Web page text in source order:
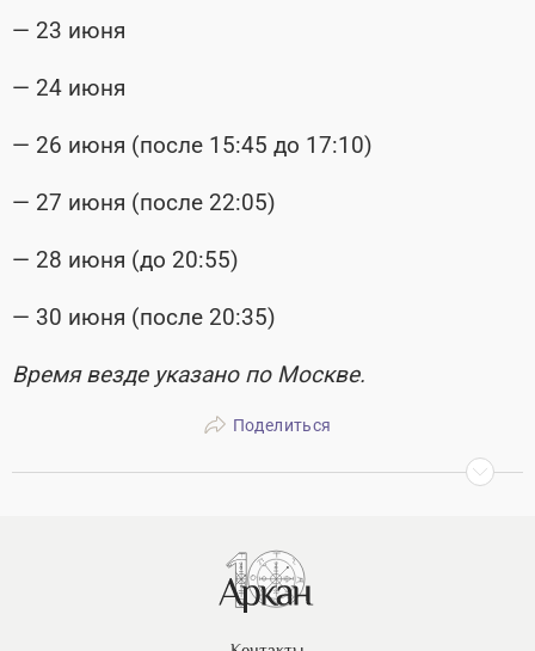
— 23 июня
— 24 июня
— 26 июня (после 15:45 до 17:10)
— 27 июня (после 22:05)
— 28 июня (до 20:55)
— 30 июня (после 20:35)
Время везде указано по Москве.
Поделиться